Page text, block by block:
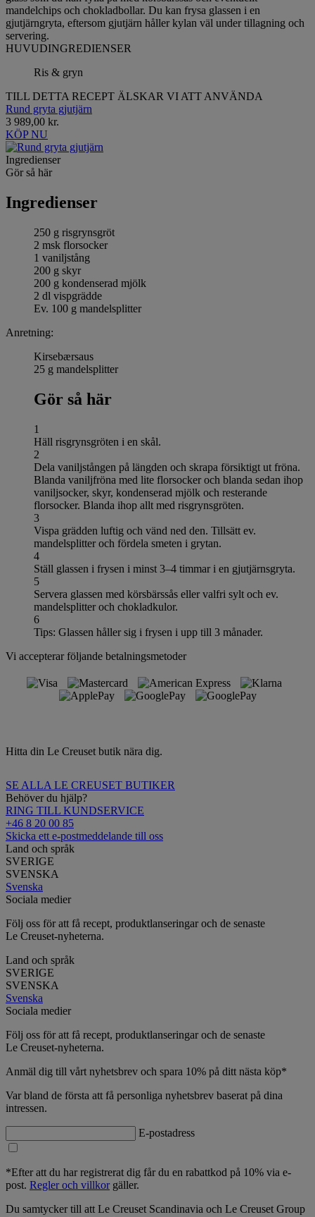
mandelchips och chokladbollar. Du kan frysa glassen i en
gjutjärngryta, eftersom gjutjärn håller kylan väl under tillagning och
servering.
HUVUDINGREDIENSER
Ris & gryn
TILL DETTA RECEPT ÄLSKAR VI ATT ANVÄNDA
Rund gryta gjutjärn
3 989,00 kr.
KÖP NU
Ingredienser
Gör så här
Ingredienser
250 g risgrynsgröt
2 msk florsocker
1 vaniljstång
200 g skyr
200 g kondenserad mjölk
2 dl vispgrädde
Ev. 100 g mandelsplitter
Anretning:
Kirsebærsaus
25 g mandelsplitter
Gör så här
1
Häll risgrynsgröten i en skål.
2
Dela vaniljstången på längden och skrapa försiktigt ut fröna.
Blanda vaniljfröna med lite florsocker och blanda sedan ihop
vaniljsocker, skyr, kondenserad mjölk och resterande
florsocker. Blanda ihop allt med risgrynsgröten.
3
Vispa grädden luftig och vänd ned den. Tillsätt ev.
mandelsplitter och fördela smeten i grytan.
4
Ställ glassen i frysen i minst 3–4 timmar i en gjutjärnsgryta.
5
Servera glassen med körsbärssås eller valfri sylt och ev.
mandelsplitter och chokladkulor.
6
Tips: Glassen håller sig i frysen i upp till 3 månader.
Vi accepterar följande betalningsmetoder
Hitta din Le Creuset butik nära dig.
SE ALLA LE CREUSET BUTIKER
Behöver du hjälp?
RING TILL KUNDSERVICE
+46 8 20 00 85
Skicka ett e-postmeddelande till oss
Land och språk
SVERIGE
SVENSKA
Svenska
Sociala medier
Följ oss för att få recept, produktlanseringar och de senaste
Le Creuset-nyheterna.
Land och språk
SVERIGE
SVENSKA
Svenska
Sociala medier
Följ oss för att få recept, produktlanseringar och de senaste
Le Creuset-nyheterna.
Anmäl dig till vårt nyhetsbrev och spara 10% på ditt nästa köp*
Var bland de första att få personliga nyhetsbrev baserat på dina
intressen.
E-postadress
*Efter att du har registrerat dig får du en rabattkod på 10% via e-
post. Regler och villkorgäller.
Du samtycker till att Le Creuset Scandinavia och Le Creuset Group